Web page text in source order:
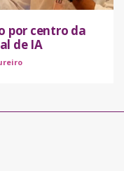
por centro da
de IA